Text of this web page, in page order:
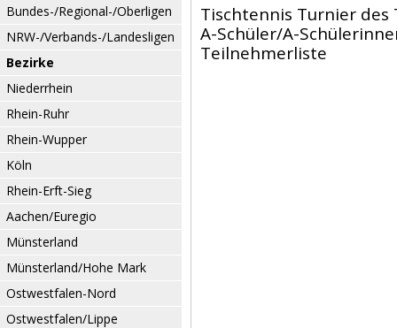
Bundes-/Regional-/Oberligen
NRW-/Verbands-/Landesligen
Bezirke
Niederrhein
Rhein-Ruhr
Rhein-Wupper
Köln
Rhein-Erft-Sieg
Aachen/Euregio
Münsterland
Münsterland/Hohe Mark
Ostwestfalen-Nord
Ostwestfalen/Lippe
Tischtennis Turnier des
A-Schüler/A-
Teilnehmerliste